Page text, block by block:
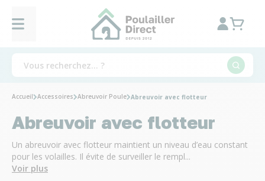
Accueil Accessoires Abreuvoir Poule Abreuvoir avec flotteur
Abreuvoir avec flotteur
Un abreuvoir avec flotteur maintient un niveau d’eau constant
pour les volailles. Il évite de surveiller le rempl...
Voir plus